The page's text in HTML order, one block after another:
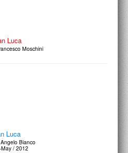
Luca
Moschini
Luca
Bianco
/ 2012